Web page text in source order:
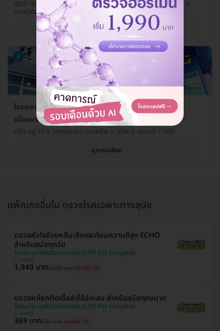
92/9-10 ซ. วัดลาดปลาดุก ถ. บางบัวทอง-สุพรรณบุรี ต. บางรักพัฒนา อ.
บางบัวทอง จ. นนทบุรี 11110
ดูรายละเอียด
2
โรงพยาบาลสัตว์ลาดปลาดุก (LPD Pet Hospital) สาขา
เมืองนนท์
63/5 หมู่ 10 ถ. ราชพฤกษ์ ต. บางกร่าง อ. เมือง จ. นนทบุรี 11000
ดูรายละเอียด
แพ็กเกจอื่นใน ตรวจโรคเฉพาะทางสุนัข
ตรวจหัวใจด้วยคลื่นเสียงสะท้อนความถี่สูง ECHO
สำหรับสุนัขทุกวัย
โรงพยาบาลสัตว์ลาดปลาดุก (LPD Pet Hospital)
นนทบุรี
1,940 บาท2,000 บาท ประหยัด 3%
ตรวจหาโรคติดเชื้อลำไส้อักเสบ สำหรับสุนัขทุกขนาด
โรงพยาบาลสัตว์ลาดปลาดุก (LPD Pet Hospital)
นนทบุรี
369 บาท380 บาท ประหยัด 3%